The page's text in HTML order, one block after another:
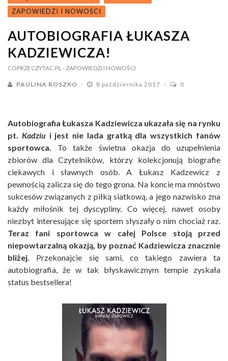
ZAPOWIEDZI I NOWOŚCI
AUTOBIOGRAFIA ŁUKASZA
KADZIEWICZA!
COPRZECZYTAC.PL - ZAPOWIEDZI I NOWOŚCI
PAULINA ROSZKO 8 października 2017 0
Autobiografia Łukasza Kadziewicza ukazała się na rynku
pt. Kadziui jest nie lada gratką dla wszystkich fanów
sportowca. To także świetna okazja do uzupełnienia
zbiorów dla Czytelników, którzy kolekcjonują biografie
ciekawych i sławnych osób. A Łukasz Kadzewicz z
pewnością zalicza się do tego grona. Na koncie ma mnóstwo
sukcesów związanych z piłką siatkową, a jego nazwisko zna
każdy miłośnik tej dyscypliny. Co więcej, nawet osoby
niezbyt interesujące się sportem słyszały o nim chociaż raz.
Teraz fani sportowca w całej Polsce stoją przed
niepowtarzalną okazją, by poznać Kadziewicza znacznie
bliżej. Przekonajcie się sami, co takiego zawiera ta
autobiografia, że w tak błyskawicznym tempie zyskała
status bestsellera!